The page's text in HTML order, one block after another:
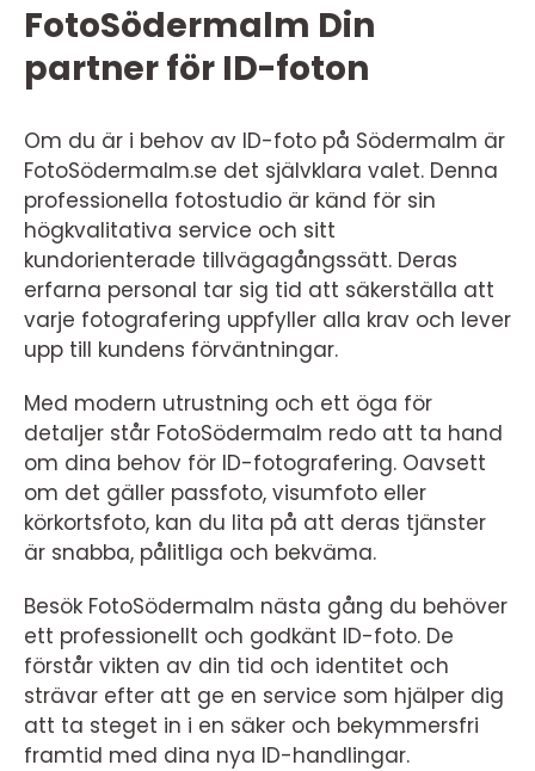
FotoSödermalm Din
partner för ID-foton
Om du är i behov av ID-foto på Södermalm är
FotoSödermalm.se det självklara valet. Denna
professionella fotostudio är känd för sin
högkvalitativa service och sitt
kundorienterade tillvägagångssätt. Deras
erfarna personal tar sig tid att säkerställa att
varje fotografering uppfyller alla krav och lever
upp till kundens förväntningar.
Med modern utrustning och ett öga för
detaljer står FotoSödermalm redo att ta hand
om dina behov för ID-fotografering. Oavsett
om det gäller passfoto, visumfoto eller
körkortsfoto, kan du lita på att deras tjänster
är snabba, pålitliga och bekväma.
Besök FotoSödermalm nästa gång du behöver
ett professionellt och godkänt ID-foto. De
förstår vikten av din tid och identitet och
strävar efter att ge en service som hjälper dig
att ta steget in i en säker och bekymmersfri
framtid med dina nya ID-handlingar.